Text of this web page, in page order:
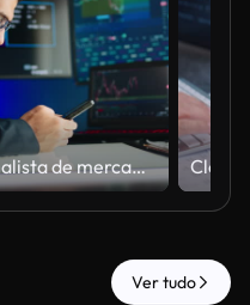
Analista de mercado de ações.
Ver tudo